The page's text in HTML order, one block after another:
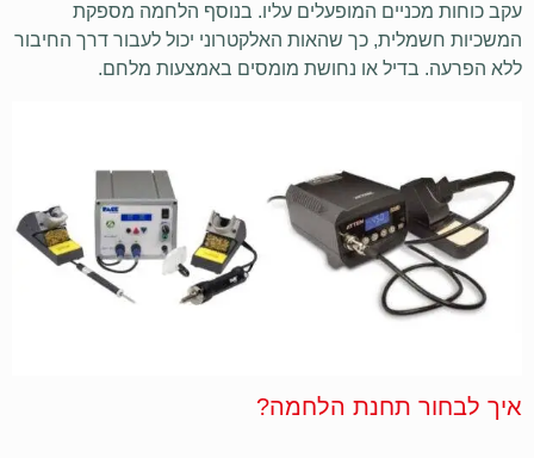
עקב כוחות מכניים המופעלים עליו. בנוסף הלחמה מספקת
המשכיות חשמלית, כך שהאות האלקטרוני יכול לעבור דרך החיבור
ללא הפרעה. בדיל או נחושת מומסים באמצעות מלחם.
איך לבחור תחנת הלחמה?